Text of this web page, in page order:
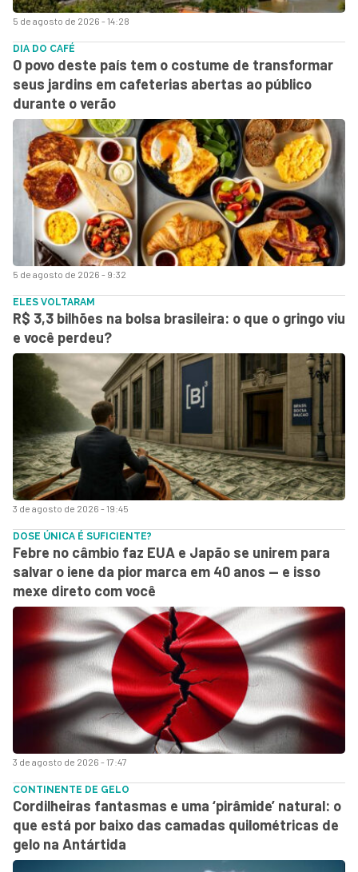
5 de agosto de 2026 - 14:28
5 de agosto de 2026 - 9:32
DIA DO CAFÉ
O povo deste país tem o costume de transformar
seus jardins em cafeterias abertas ao público
durante o verão
3 de agosto de 2026 - 19:45
ELES VOLTARAM
R$ 3,3 bilhões na bolsa brasileira: o que o gringo viu
e você perdeu?
3 de agosto de 2026 - 17:47
DOSE ÚNICA É SUFICIENTE?
Febre no câmbio faz EUA e Japão se unirem para
salvar o iene da pior marca em 40 anos — e isso
mexe direto com você
CONTINENTE DE GELO
Cordilheiras fantasmas e uma ‘pirâmide’ natural: o
que está por baixo das camadas quilométricas de
gelo na Antártida